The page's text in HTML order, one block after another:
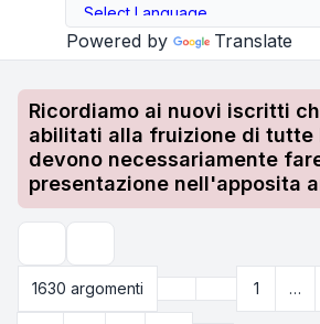
Powered by Translate
Ricordiamo ai nuovi iscritti
abilitati alla fruizione di tutte
devono necessariamente
presentazione nell'apposita
1630 argomenti
Pagina29 di
Precedente
1 …